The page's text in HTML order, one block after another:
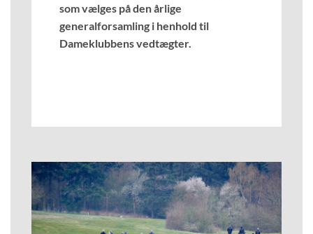
som vælges på den årlige
generalforsamling i henhold til
Dameklubbens vedtægter.